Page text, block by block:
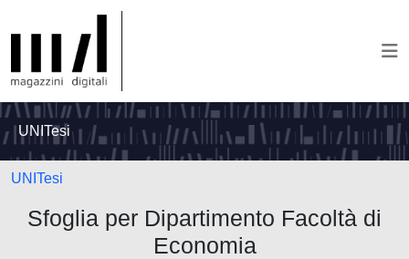
UNITesi
UNITesi
Sfoglia per Dipartimento Facoltà di
Economia